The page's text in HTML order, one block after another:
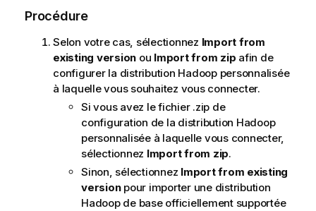
Procédure
Selon votre cas, sélectionnez Import from
existing version ou Import from zip afin de
configurer la distribution Hadoop personnalisée
à laquelle vous souhaitez vous connecter.
Si vous avez le fichier .zip de
configuration de la distribution Hadoop
personnalisée à laquelle vous connecter,
sélectionnez Import from zip.
Sinon, sélectionnez Import from existing
versionpour importer une distribution
Hadoop de base officiellement supportée